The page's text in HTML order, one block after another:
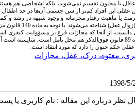
یا ماهیت رفتار مجرمانه و وجود شبهه در رشد و
ذهنی،
از آنجا که مجازات فرع بر مسؤولیت کیفری
گفت محکومیت به مجازات مذکور در ماده 89 قانون فوق‌الذکر هم
حکم جنون را دارد که مورد انتقاد است.
معتوه، درک، عقل، مجازات
نظر درباره این مقاله : نام کاربری یا